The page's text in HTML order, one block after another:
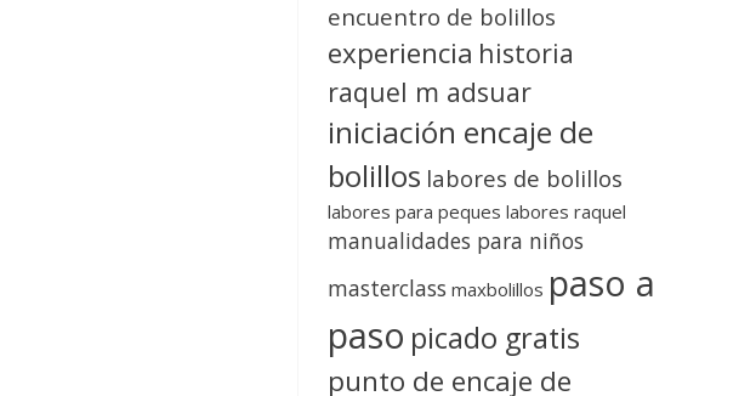
encuentro de bolillos
experiencia historia
raquel m adsuar
iniciación encaje de
bolillos labores de bolillos
labores para peques labores raquel
manualidades para niños
masterclass maxbolillos paso a
paso picado gratis
punto de encaje de